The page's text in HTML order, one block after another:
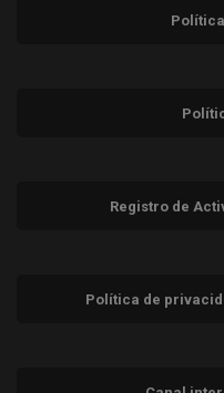
Registro de
Política de